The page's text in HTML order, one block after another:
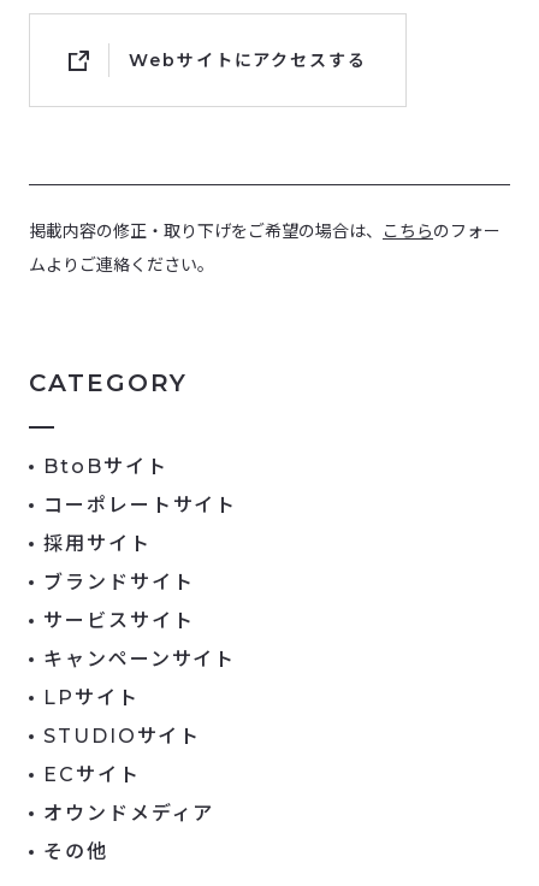
Webサイトにアクセスする
掲載内容の修正・取り下げをご希望の場合は、 こちらのフォー
ムよりご連絡ください。
CATEGORY
BtoBサイト
コーポレートサイト
採用サイト
ブランドサイト
サービスサイト
キャンペーンサイト
LPサイト
STUDIOサイト
ECサイト
オウンドメディア
その他